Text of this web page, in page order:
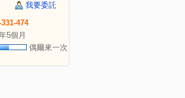
我要委託
474
5個月
偶爾來一次